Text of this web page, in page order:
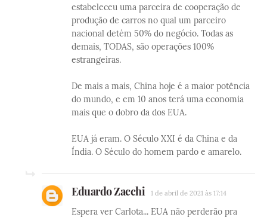
estabeleceu uma parceira de cooperação de
produção de carros no qual um parceiro
nacional detém 50% do negócio. Todas as
demais, TODAS, são operações 100%
estrangeiras.
De mais a mais, China hoje é a maior potência
do mundo, e em 10 anos terá uma economia
mais que o dobro da dos EUA.
EUA já eram. O Século XXI é da China e da
Índia. O Século do homem pardo e amarelo.
Eduardo Zacchi 1 de abril de 2021 às 17:14
Espera ver Carlota... EUA não perderão pra